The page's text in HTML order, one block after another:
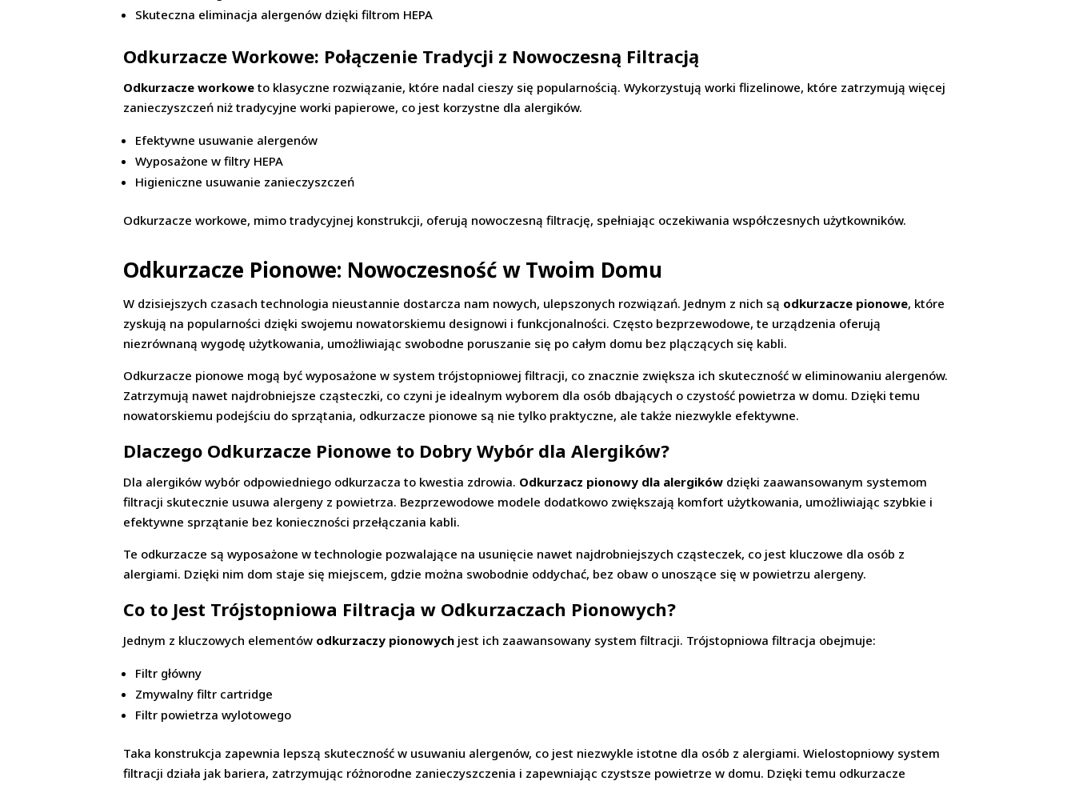
Skuteczna eliminacja alergenów dzięki filtrom HEPA
Odkurzacze Workowe: Połączenie Tradycji z Nowoczesną Filtracją
Odkurzacze workowe to klasyczne rozwiązanie, które nadal cieszy się popularnością. Wykorzystują worki flizelinowe, które zatrzymują więcej
zanieczyszczeń niż tradycyjne worki papierowe, co jest korzystne dla alergików.
Efektywne usuwanie alergenów
Wyposażone w filtry HEPA
Higieniczne usuwanie zanieczyszczeń
Odkurzacze workowe, mimo tradycyjnej konstrukcji, oferują nowoczesną filtrację, spełniając oczekiwania współczesnych użytkowników.
Odkurzacze Pionowe: Nowoczesność w Twoim Domu
W dzisiejszych czasach technologia nieustannie dostarcza nam nowych, ulepszonych rozwiązań. Jednym z nich są odkurzacze pionowe, które
zyskują na popularności dzięki swojemu nowatorskiemu designowi i funkcjonalności. Często bezprzewodowe, te urządzenia oferują
niezrównaną wygodę użytkowania, umożliwiając swobodne poruszanie się po całym domu bez plączących się kabli.
Odkurzacze pionowe mogą być wyposażone w system trójstopniowej filtracji, co znacznie zwiększa ich skuteczność w eliminowaniu alergenów.
Zatrzymują nawet najdrobniejsze cząsteczki, co czyni je idealnym wyborem dla osób dbających o czystość powietrza w domu. Dzięki temu
nowatorskiemu podejściu do sprzątania, odkurzacze pionowe są nie tylko praktyczne, ale także niezwykle efektywne.
Dlaczego Odkurzacze Pionowe to Dobry Wybór dla Alergików?
Dla alergików wybór odpowiedniego odkurzacza to kwestia zdrowia. Odkurzacz pionowy dla alergików dzięki zaawansowanym systemom
filtracji skutecznie usuwa alergeny z powietrza. Bezprzewodowe modele dodatkowo zwiększają komfort użytkowania, umożliwiając szybkie i
efektywne sprzątanie bez konieczności przełączania kabli.
Te odkurzacze są wyposażone w technologie pozwalające na usunięcie nawet najdrobniejszych cząsteczek, co jest kluczowe dla osób z
alergiami. Dzięki nim dom staje się miejscem, gdzie można swobodnie oddychać, bez obaw o unoszące się w powietrzu alergeny.
Co to Jest Trójstopniowa Filtracja w Odkurzaczach Pionowych?
Jednym z kluczowych elementów odkurzaczy pionowych jest ich zaawansowany system filtracji. Trójstopniowa filtracja obejmuje:
Filtr główny
Zmywalny filtr cartridge
Filtr powietrza wylotowego
Taka konstrukcja zapewnia lepszą skuteczność w usuwaniu alergenów, co jest niezwykle istotne dla osób z alergiami. Wielostopniowy system
filtracji działa jak bariera, zatrzymując różnorodne zanieczyszczenia i zapewniając czystsze powietrze w domu. Dzięki temu odkurzacze